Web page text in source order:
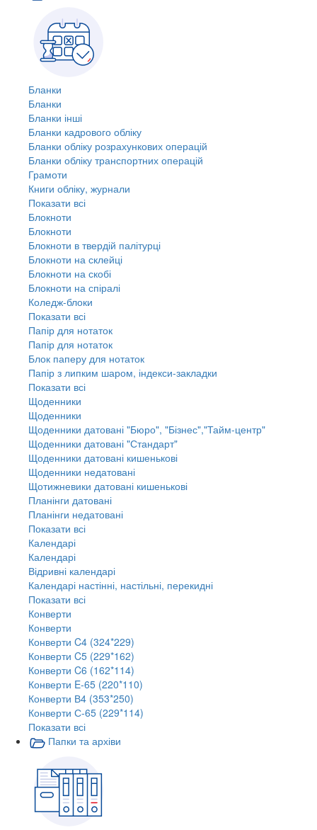
Бланки
Бланки
Бланки інші
Бланки кадрового обліку
Бланки обліку розрахункових операцій
Бланки обліку транспортних операцій
Грамоти
Книги обліку, журнали
Показати всі
Блокноти
Блокноти
Блокноти в твердій палітурці
Блокноти на склейці
Блокноти на скобі
Блокноти на спіралі
Коледж-блоки
Показати всі
Папір для нотаток
Папір для нотаток
Блок паперу для нотаток
Папір з липким шаром, індекси-закладки
Показати всі
Щоденники
Щоденники
Щоденники датовані "Бюро", "Бізнес","Тайм-центр"
Щоденники датовані "Стандарт"
Щоденники датовані кишенькові
Щоденники недатовані
Щотижневики датовані кишенькові
Планінги датовані
Планінги недатовані
Показати всі
Календарі
Календарі
Відривні календарі
Календарі настінні, настільні, перекидні
Показати всі
Конверти
Конверти
Конверти C4 (324*229)
Конверти C5 (229*162)
Конверти C6 (162*114)
Конверти E-65 (220*110)
Конверти В4 (353*250)
Конверти С-65 (229*114)
Показати всі
Папки та архіви